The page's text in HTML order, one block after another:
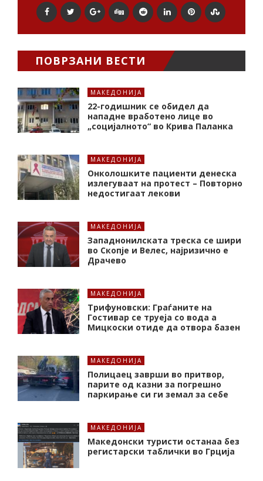
ПОВРЗАНИ ВЕСТИ
МАКЕДОНИЈА
22-годишник се обидел да
нападне вработено лице во
„социјалното“ во Крива Паланка
МАКЕДОНИЈА
Онколошките пациенти денеска
излегуваат на протест – Повторно
недостигаат лекови
МАКЕДОНИЈА
Западнонилската треска се шири
во Скопје и Велес, најризично е
Драчево
МАКЕДОНИЈА
Трифуновски: Граѓаните на
Гостивар се труеја со вода а
Мицкоски отиде да отвора базен
МАКЕДОНИЈА
Полицаец заврши во притвор,
парите од казни за погрешно
паркирање си ги земал за себе
МАКЕДОНИЈА
Македонски туристи останаа без
регистарски таблички во Грција